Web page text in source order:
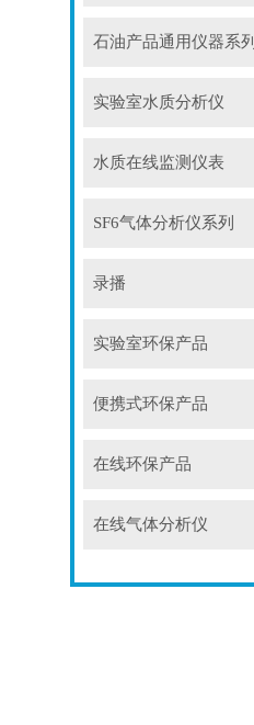
石油产品通用仪器系列
实验室水质分析仪
水质在线监测仪表
SF6气体分析仪系列
录播
实验室环保产品
便携式环保产品
在线环保产品
在线气体分析仪